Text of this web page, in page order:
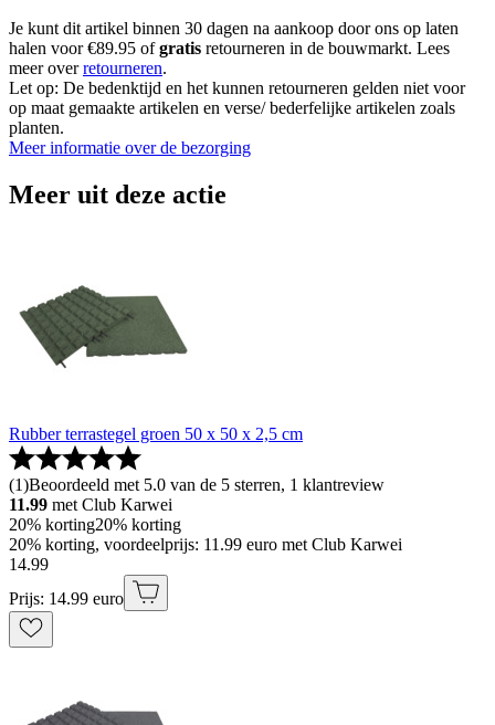
Je kunt dit artikel binnen 30 dagen na aankoop door ons op laten
halen voor €89.95 ofgratis retourneren in de bouwmarkt. Lees
meer overretourneren.
Let op: De bedenktijd en het kunnen retourneren gelden niet voor
op maat gemaakte artikelen en verse/ bederfelijke artikelen zoals
planten.
Meer informatie over de bezorging
Meer uit deze actie
Rubber terrastegel groen 50 x 50 x 2,5 cm
(1)Beoordeeld met 5.0 van de 5 sterren, 1 klantreview
11.99 met Club Karwei
20% korting20% korting
20% korting, voordeelprijs: 11.99 euro met Club Karwei
14.99
Prijs: 14.99 euro